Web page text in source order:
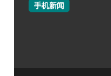
手机新闻